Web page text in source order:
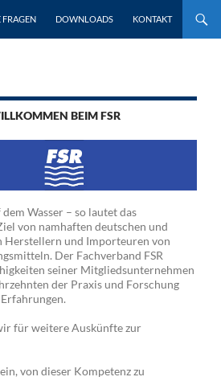
FRAGEN DOWNLOADS KONTAKT
BEIM FSR
Wasser – so lautet das
von namhaften deutschen und
Herstellern und Importeuren von
Der Fachverband FSR
seiner Mitgliedsunternehmen
der Praxis und Forschung
für weitere Auskünfte zur
von dieser Kompetenz zu